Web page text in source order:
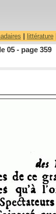
littérature|
05 - page 359